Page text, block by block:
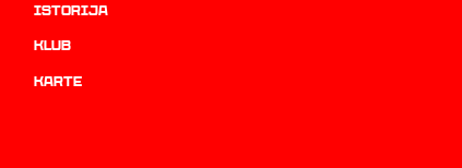
istorija
Klub
Karte